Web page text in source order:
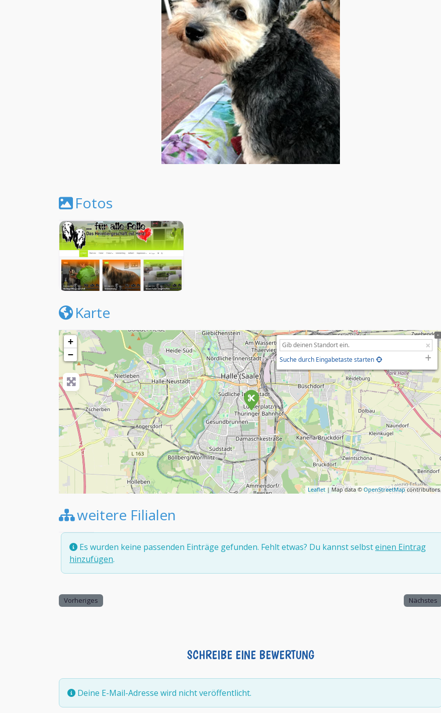
Fotos
Karte
+
−
Suche durch Eingabetaste starten
Leaflet | Map data ©OpenStreetMapcontributors
weitere Filialen
Es wurden keine passenden Einträge gefunden. Fehlt etwas? Du kannst selbsteinen Eintrag
hinzufügen.
Vorheriges Nächstes
SCHREIBE EINE BEWERTUNG
Deine E-Mail-Adresse wird nicht veröffentlicht.